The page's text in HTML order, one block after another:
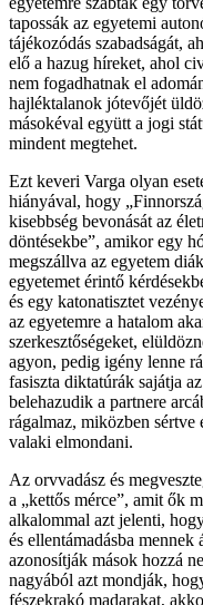
tapossák az egyetemi
tájékozódás szabadságát,
elő a hazug híreket, ahol
nem fogadhatnak el
hajléktalanok jótevőjét
másokéval együtt a jogi
mindent megtehet.
Ezt keveri Varga olyan
hiányával, hogy
kisebbség bevonását az
döntésekbe”, amikor egy
megszállva az egyetem
egyetemet érintő
és egy katonatisztet
az egyetemre a hatalom
szerkesztőségeket,
agyon, pedig igény lenne
fasiszta diktatúrák sajátja
belehazudik a partnere
rágalmaz, miközben sértve
valaki elmondani.
Az orvvadász és
a „kettős mérce”, amit ők
alkalommal azt jelenti,
és ellentámadásba
azonosítják mások hozzá
nagyából azt mondják,
fészekrakó madarakat,